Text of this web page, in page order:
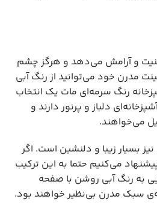
و آرامش می‌دهد و هرگز چشم
مدرن خود می‌توانید از رنگ آبی
رنگ سرمه‌ای مات یک انتخاب
دلباز و پرنور دارند و
می‌خواهند.
بسیار زیبا و دلنشین است. اگر
می‌کنیم حتما به این ترکیب
به رنگ آبی روشن با صفحه
سبک مدرن بی‌نظیر خواهند بود.